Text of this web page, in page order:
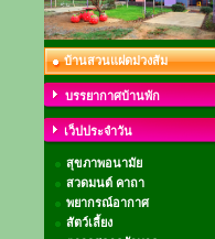
บ้านสวนแฝดม่วงส้ม
บรรยากาศบ้านพัก
เว็ปประจำวัน
สุขภาพอนามัย
สวดมนต์ คาถา
พยากรณ์อากาศ
สัตว์เลี้ยง